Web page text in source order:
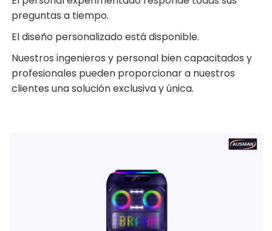
preguntas a tiempo.
El diseño personalizado está disponible.
Nuestros ingenieros y personal bien capacitados y
profesionales pueden proporcionar a nuestros
clientes una solución exclusiva y única.